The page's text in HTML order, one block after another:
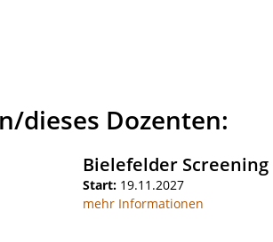
dieses Dozenten:
Bielefelder Screening
Start:19.11.2027
mehr Informationen